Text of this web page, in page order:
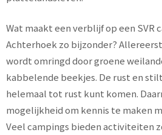
Wat maakt een verblijf op een SVR
Achterhoek zo bijzonder?
wordt omringd door groene
kabbelende beekjes. De rust en
helemaal tot rust kunt komen.
mogelijkheid om kennis te maken
Veel campings bieden activiteiten